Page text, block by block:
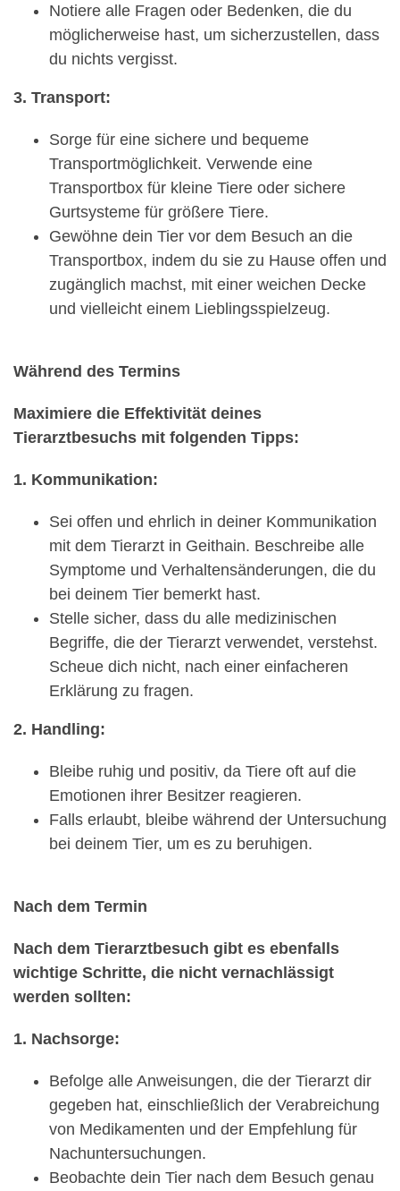
Notiere alle Fragen oder Bedenken, die du
möglicherweise hast, um sicherzustellen, dass
du nichts vergisst.
3. Transport:
Sorge für eine sichere und bequeme
Transportmöglichkeit. Verwende eine
Transportbox für kleine Tiere oder sichere
Gurtsysteme für größere Tiere.
Gewöhne dein Tier vor dem Besuch an die
Transportbox, indem du sie zu Hause offen und
zugänglich machst, mit einer weichen Decke
und vielleicht einem Lieblingsspielzeug.
Während des Termins
Maximiere die Effektivität deines
Tierarztbesuchs mit folgenden Tipps:
1. Kommunikation:
Sei offen und ehrlich in deiner Kommunikation
mit dem Tierarzt in Geithain. Beschreibe alle
Symptome und Verhaltensänderungen, die du
bei deinem Tier bemerkt hast.
Stelle sicher, dass du alle medizinischen
Begriffe, die der Tierarzt verwendet, verstehst.
Scheue dich nicht, nach einer einfacheren
Erklärung zu fragen.
2. Handling:
Bleibe ruhig und positiv, da Tiere oft auf die
Emotionen ihrer Besitzer reagieren.
Falls erlaubt, bleibe während der Untersuchung
bei deinem Tier, um es zu beruhigen.
Nach dem Termin
Nach dem Tierarztbesuch gibt es ebenfalls
wichtige Schritte, die nicht vernachlässigt
werden sollten:
1. Nachsorge:
Befolge alle Anweisungen, die der Tierarzt dir
gegeben hat, einschließlich der Verabreichung
von Medikamenten und der Empfehlung für
Nachuntersuchungen.
Beobachte dein Tier nach dem Besuch genau